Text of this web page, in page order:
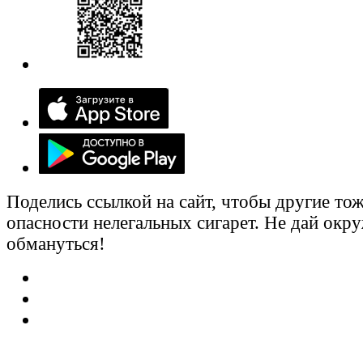
Поделись ссылкой на сайт, чтобы другие
опасности нелегальных сигарет. Не дай
обмануться!